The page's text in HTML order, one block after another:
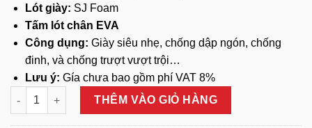
Lót giày: SJ Foam
Tấm lót chân EVA
Công dụng: Giày siêu nhẹ, chống dập ngón, chống
đinh, và chống trượt vượt trội…
Lưu ý: Gía chưa bao gồm phí VAT 8%
Giày Bảo Hộ Jogger Thấp Cổ Pluto-EH SB số lượng
THÊM VÀO GIỎ HÀNG